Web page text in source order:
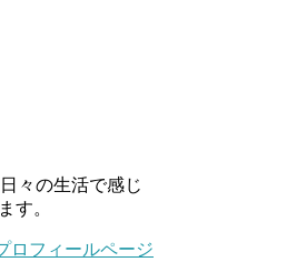
々の生活で感じ
す。
ロフィールページ